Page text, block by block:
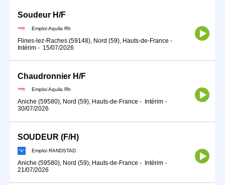
Soudeur H/F
Emploi Aquila Rh
Flines-lez-Raches (59148), Nord (59), Hauts-de-France -
Intérim - 15/07/2026
Chaudronnier H/F
Emploi Aquila Rh
Aniche (59580), Nord (59), Hauts-de-France - Intérim -
30/07/2026
SOUDEUR (F/H)
Emploi RANDSTAD
Aniche (59580), Nord (59), Hauts-de-France - Intérim -
21/07/2026